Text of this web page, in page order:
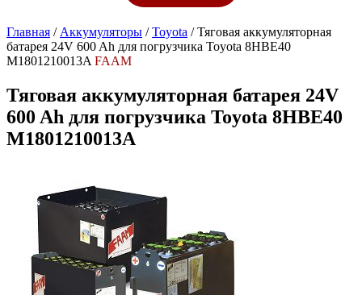
Главная / Аккумуляторы /Toyota /Тяговая аккумуляторная
батарея 24V 600 Ah для погрузчика Toyota 8HBE40
M1801210013A FAAM
Тяговая аккумуляторная батарея 24V
600 Ah для погрузчика Toyota 8HBE40
M1801210013A